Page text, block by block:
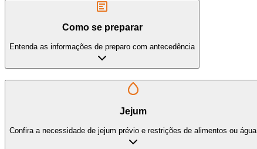
Como se preparar
Entenda as informações de preparo com antecedência
Jejum
Confira a necessidade de jejum prévio e restrições de alimentos ou água